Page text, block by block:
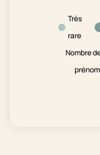
Très
rare
Nombre